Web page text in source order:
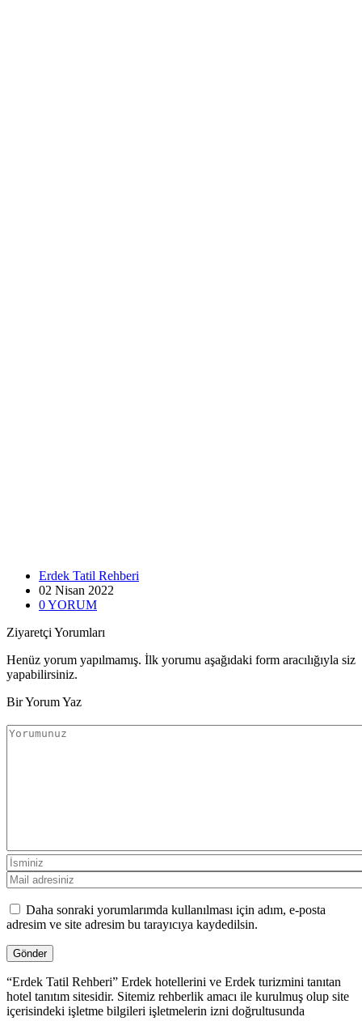
Erdek Tatil Rehberi
02 Nisan 2022
0YORUM
Ziyaretçi Yorumları
Henüz yorum yapılmamış. İlk yorumu aşağıdaki form aracılığıyla siz
yapabilirsiniz.
Bir Yorum Yaz
Daha sonraki yorumlarımda kullanılması için adım, e-posta
adresim ve site adresim bu tarayıcıya kaydedilsin.
“Erdek Tatil Rehberi” Erdek hotellerini ve Erdek turizmini tanıtan
hotel tanıtım sitesidir. Sitemiz rehberlik amacı ile kurulmuş olup site
içerisindeki işletme bilgileri işletmelerin izni doğrultusunda